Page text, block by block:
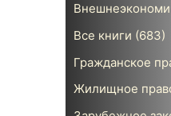
Все книги (683)
Гражданское
Жилищное